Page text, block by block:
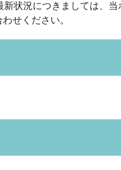
新状況につきましては、
せください。